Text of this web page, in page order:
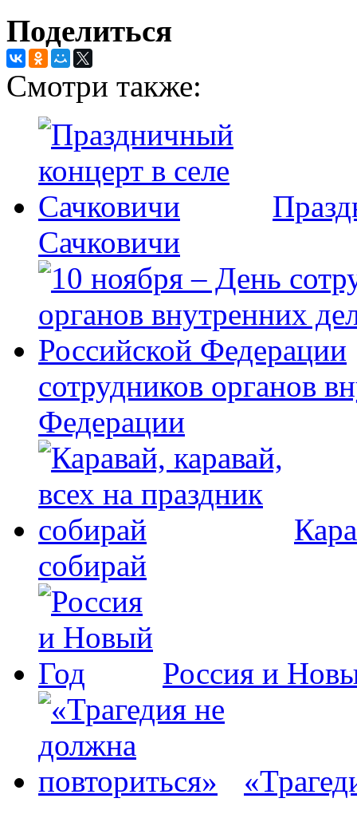
Поделиться
Смотри также:
Сачковичи
сотрудников органов
Федерации
собирай
Россия и